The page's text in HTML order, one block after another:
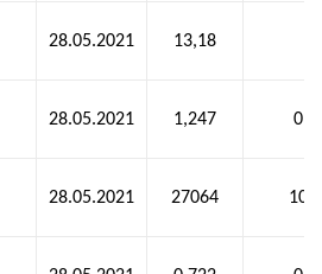
28.05.2021 13,18
28.05.2021 1,247
28.05.2021 27064